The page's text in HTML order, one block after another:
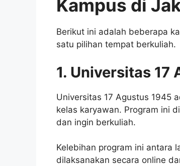
Kampus di
Berikut ini adalah beberapa
satu pilihan tempat berkuliah.
1. Universitas 17
Universitas 17 Agustus 1945
kelas karyawan. Program ini
dan ingin berkuliah.
Kelebihan program ini antara
dilaksanakan secara online